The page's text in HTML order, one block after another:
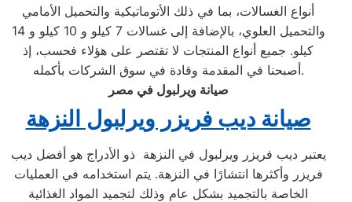
أنواع الغسالات، بما في ذلك الأتوماتيكية والتحميل الأمامي
والتحميل العلوي، بالإضافة إلى غسالات 7 كيلو و 10 كيلو و 14
كيلو. جميع أنواع المنتجات لا تقتصر على هؤلاء فحسب، إذ
أصبحنا في المقدمة وقادة في سوق الشركات بأكمله.
صيانة ويرلبول في مصر
صيانة ديب فريزر ويرلبول النزهة
يعتبر ديب فريزر ويرلبول في النزهة ذو الأدراج هو أفضل ديب
فريزر وأكثرها انتشارًا في النزهة. يتم استخدامه في العمليات
الخاصة بالتجميد بشكل عام وذلك لتجميد المواد الغذائية